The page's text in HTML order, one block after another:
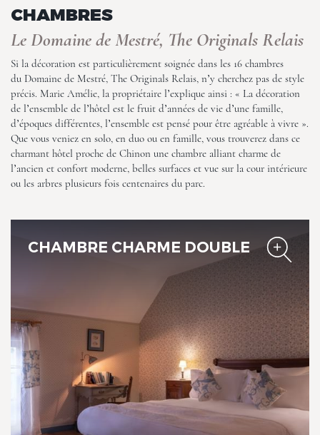
CHAMBRES
Le Domaine de Mestré, The Originals Relais
Si la décoration est particulièrement soignée dans les 16 chambres
du Domaine de Mestré, The Originals Relais, n’y cherchez pas de style
précis. Marie Amélie, la propriétaire l’explique ainsi : « La décoration
de l’ensemble de l’hôtel est le fruit d’années de vie d’une famille,
d’époques différentes, l’ensemble est pensé pour être agréable à vivre ».
Que vous veniez en solo, en duo ou en famille, vous trouverez dans ce
charmant hôtel proche de Chinon une chambre alliant charme de
l’ancien et confort moderne, belles surfaces et vue sur la cour intérieure
ou les arbres plusieurs fois centenaires du parc.
CHAMBRE CHARME DOUBLE
Le Domaine de Mestré, The
Originals Relais
Le Domaine de Mestré, The
Originals Relais
Le Domaine de Mestré, The
Originals Relais